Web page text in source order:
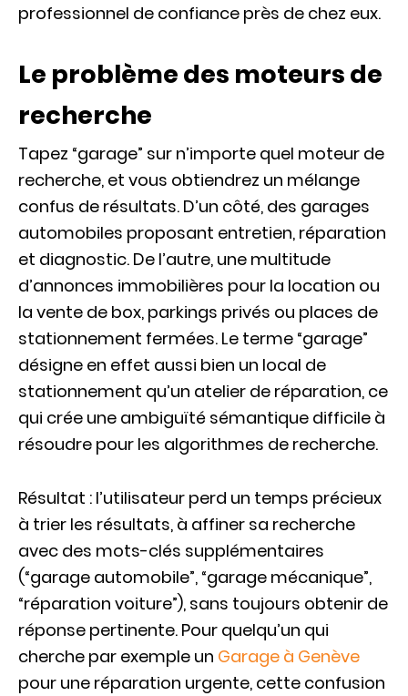
professionnel de confiance près de chez eux.
Le problème des moteurs de
recherche
Tapez “garage” sur n’importe quel moteur de
recherche, et vous obtiendrez un mélange
confus de résultats. D’un côté, des garages
automobiles proposant entretien, réparation
et diagnostic. De l’autre, une multitude
d’annonces immobilières pour la location ou
la vente de box, parkings privés ou places de
stationnement fermées. Le terme “garage”
désigne en effet aussi bien un local de
stationnement qu’un atelier de réparation, ce
qui crée une ambiguïté sémantique difficile à
résoudre pour les algorithmes de recherche.
Résultat : l’utilisateur perd un temps précieux
à trier les résultats, à affiner sa recherche
avec des mots-clés supplémentaires
(“garage automobile”, “garage mécanique”,
“réparation voiture”), sans toujours obtenir de
réponse pertinente. Pour quelqu’un qui
cherche par exemple un Garage à Genève
pour une réparation urgente, cette confusion